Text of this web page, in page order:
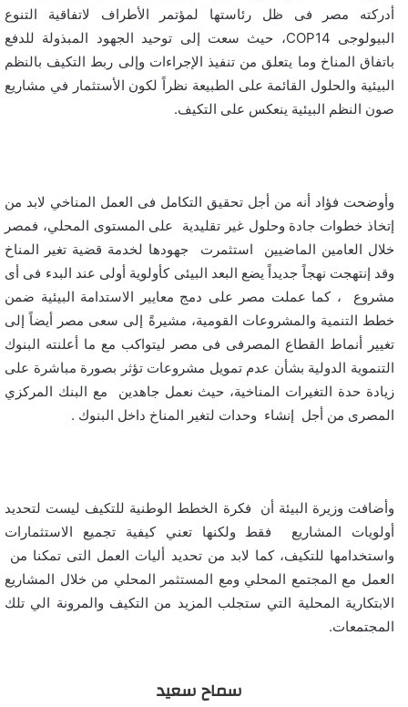
أدركته مصر فى ظل رئاستها لمؤتمر الأطراف لاتفاقية التنوع
البيولوجى COP14، حيث سعت إلى توحيد الجهود المبذولة للدفع
باتفاق المناخ وما يتعلق من تنفيذ الإجراءات وإلى ربط التكيف بالنظم
البيئية والحلول القائمة على الطبيعة نظراً لكون الأستثمار في مشاريع
صون النظم البيئية ينعكس على التكيف.
وأوضحت فؤاد أنه من أجل تحقيق التكامل فى العمل المناخي لابد من
إتخاذ خطوات جادة وحلول غير تقليدية على المستوى المحلي، فمصر
خلال العامين الماضيين استثمرت جهودها لخدمة قضية تغير المناخ
وقد إنتهجت نهجاً جديداً يضع البعد البيئى كأولوية أولى عند البدء فى أى
مشروع ، كما عملت مصر على دمج معايير الاستدامة البيئية ضمن
خطط التنمية والمشروعات القومية، مشيرةً إلى سعى مصر أيضاً إلى
تغيير أنماط القطاع المصرفى فى مصر ليتواكب مع ما أعلنته البنوك
التنموية الدولية بشأن عدم تمويل مشروعات تؤثر بصورة مباشرة على
زيادة حدة التغيرات المناخية، حيث نعمل جاهدين مع البنك المركزي
المصرى من أجل إنشاء وحدات لتغير المناخ داخل البنوك .
وأضافت وزيرة البيئة أن فكرة الخطط الوطنية للتكيف ليست لتحديد
أولويات المشاريع فقط ولكنها تعني كيفية تجميع الاستثمارات
واستخدامها للتكيف، كما لابد من تحديد أليات العمل التى تمكنا من
العمل مع المجتمع المحلي ومع المستثمر المحلي من خلال المشاريع
الابتكارية المحلية التي ستجلب المزيد من التكيف والمرونة الي تلك
المجتمعات.
سماح سعيد